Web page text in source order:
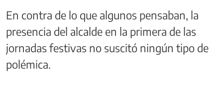
En contra de lo que algunos pensaban, la
presencia del alcalde en la primera de las
jornadas festivas no suscitó ningún tipo de
polémica.